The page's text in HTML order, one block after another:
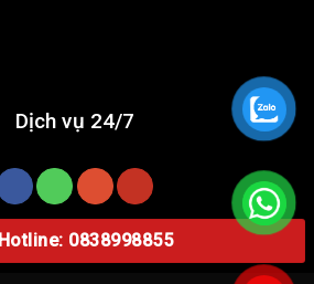
Dịch vụ 24/7
Hotline: 0838998855